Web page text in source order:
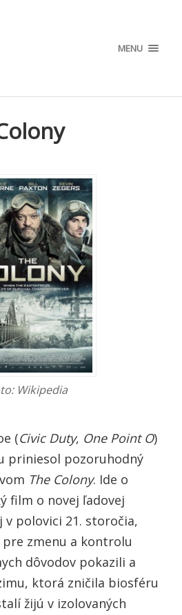
MENU
Wikipedia
(Civic Duty, One Point O)
priniesol pozoruhodný
The Colony. Ide o
film o novej ľadovej
v polovici 21. storočia,
pre zmenu a kontrolu
dôvodov pokazili a
ktorá zničila biosféru
žijú v izolovaných